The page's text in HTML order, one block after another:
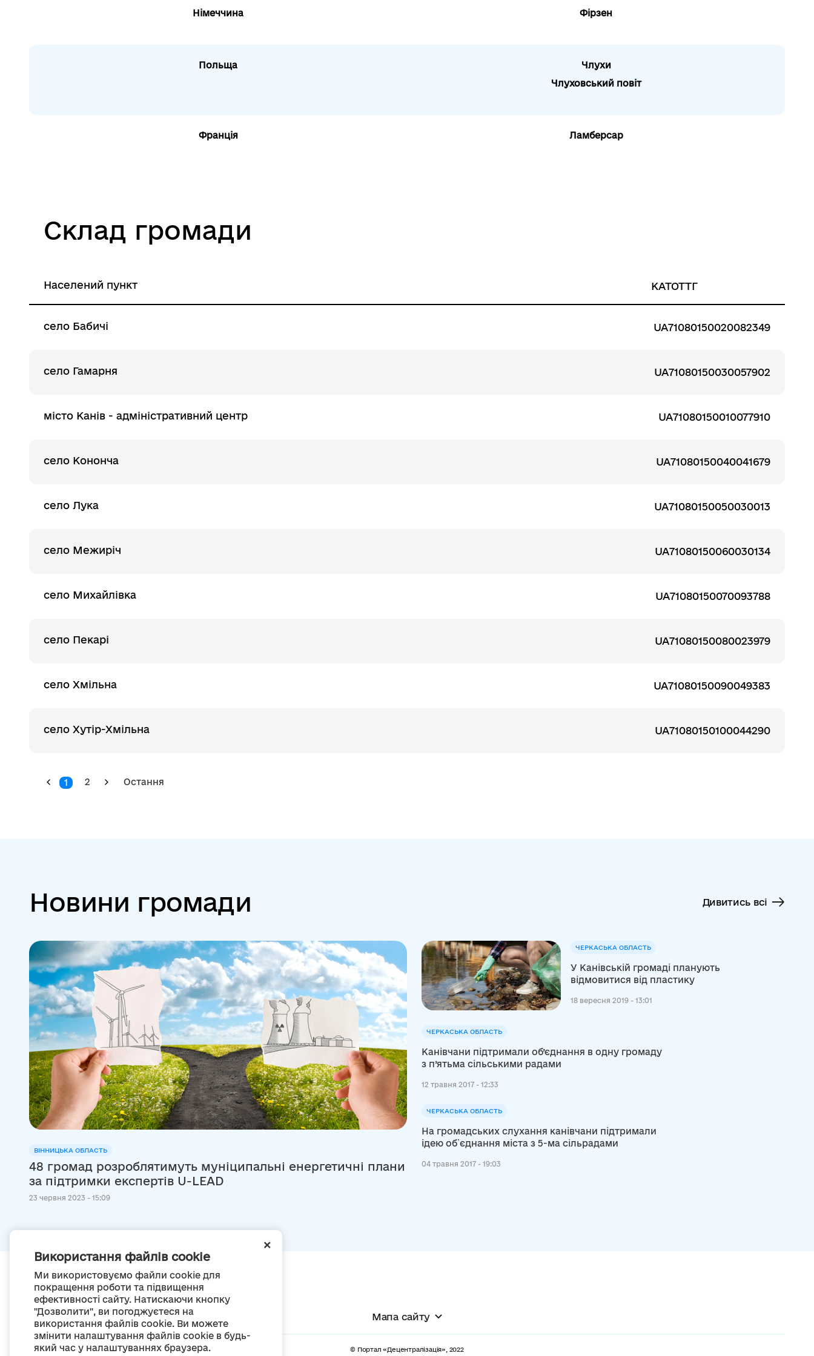
+
Використання файлів cookie
Ми використовуємо файли cookie для
покращення роботи та підвищення
ефективності сайту. Натискаючи кнопку
"Дозволити", ви погоджуєтеся на
використання файлів cookie. Ви можете
змінити налаштування файлів cookie в будь-
який час у налаштуваннях браузера.
Німеччина Фірзен
Польща
Члухи
Члуховський повіт
Франція Ламберсар
Склад громади
Населений пункт КАТОТТГ
село Бабичі UA71080150020082349
село Гамарня UA71080150030057902
місто Канів - адміністративний центр UA71080150010077910
село Кононча UA71080150040041679
село Лука UA71080150050030013
село Межиріч UA71080150060030134
село Михайлівка UA71080150070093788
село Пекарі UA71080150080023979
село Хмільна UA71080150090049383
село Хутір-Хмільна UA71080150100044290
1 2 Остання
Новини громади Дивитись всі
ВІННИЦЬКА ОБЛАСТЬ
48 громад розроблятимуть муніципальні енергетичні плани
за підтримки експертів U-LEAD
23 червня 2023 - 15:09
ЧЕРКАСЬКА ОБЛАСТЬ
У Канівській громаді планують
відмовитися від пластику
18 вересня 2019 - 13:01
ЧЕРКАСЬКА ОБЛАСТЬ
Канівчани підтримали об’єднання в одну громаду
з п’ятьма сільськими радами
12 травня 2017 - 12:33
ЧЕРКАСЬКА ОБЛАСТЬ
На громадських слухання канівчани підтримали
ідею об`єднання міста з 5-ма сільрадами
04 травня 2017 - 19:03
Мапа сайту
© Портал «Децентралізація», 2022